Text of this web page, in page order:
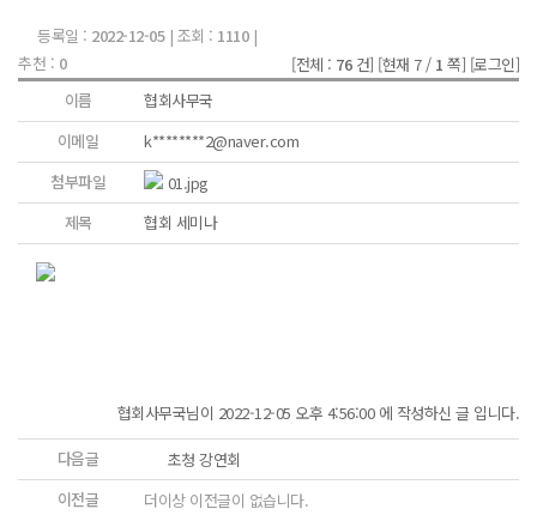
등록일 : 2022-12-05| 조회 : 1110|
추천 : 0 [전체 : 76건] [현재 7 / 1 쪽] [로그인]
이름
협회사무국
이메일
k********2@naver.com
첨부파일
01.jpg
제목
협회 세미나
협회사무국님이 2022-12-05 오후 4:56:00 에 작성하신 글 입니다.
다음글
초청 강연회
이전글
더이상 이전글이 없습니다.